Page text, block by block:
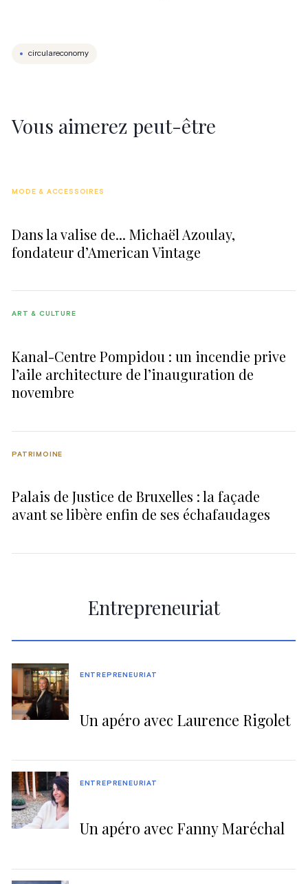
circulareconomy
Vous aimerez peut-être
Dans la valise de... Michaël Azoulay,
fondateur d’American Vintage
MODE & ACCESSOIRES
Kanal-Centre Pompidou : un incendie prive
l’aile architecture de l’inauguration de
novembre
ART & CULTURE
Palais de Justice de Bruxelles : la façade
avant se libère enfin de ses échafaudages
PATRIMOINE
Entrepreneuriat
Un apéro avec Laurence Rigolet
ENTREPRENEURIAT
Un apéro avec Fanny Maréchal
ENTREPRENEURIAT